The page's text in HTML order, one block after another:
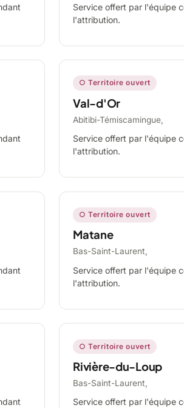
Service offert par l'équipe
l'attribution.
○ Territoire ouvert
Val-d'Or
Abitibi-Témiscamingue,
Service offert par l'équipe
l'attribution.
○ Territoire ouvert
Matane
Bas-Saint-Laurent,
Service offert par l'équipe
l'attribution.
○ Territoire ouvert
Rivière-du-Loup
Bas-Saint-Laurent,
Service offert par l'équipe